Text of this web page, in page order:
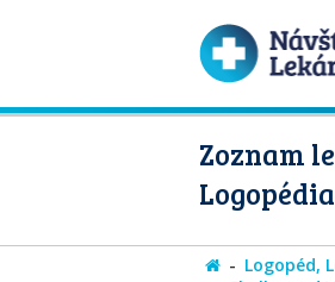
Zoznam
Logopéd,